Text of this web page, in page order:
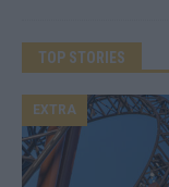
TOP STORIES
EXTRA